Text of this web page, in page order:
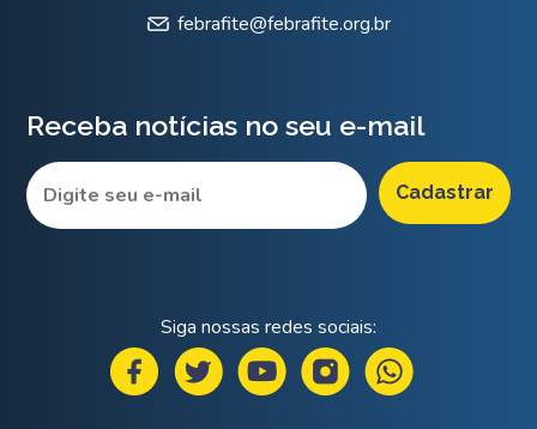
febrafite@febrafite.org.br
Receba notícias no seu e-mail
Siga nossas redes sociais: